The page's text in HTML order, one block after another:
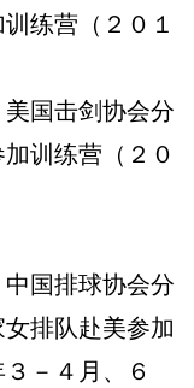
练营（２０１
国击剑协会分
训练营（２０
国排球协会分
排队赴美参加
－４月、６